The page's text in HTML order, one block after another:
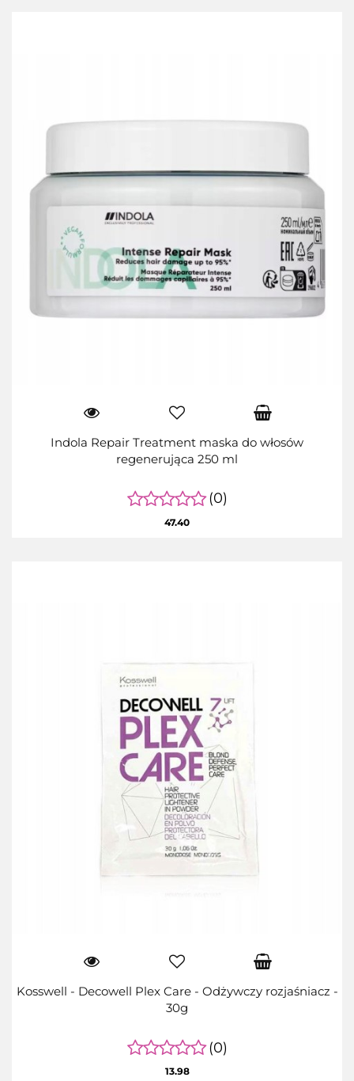
Indola Repair Treatment maska do włosów
regenerująca 250 ml
(0)
47.40
Kosswell - Decowell Plex Care - Odżywczy rozjaśniacz -
30g
(0)
13.98